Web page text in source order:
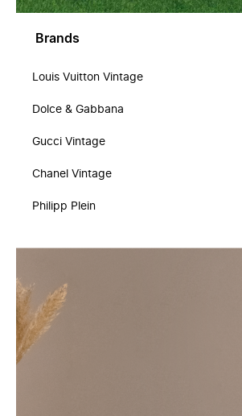
Brands
Louis Vuitton Vintage
Dolce & Gabbana
Gucci Vintage
Chanel Vintage
Philipp Plein